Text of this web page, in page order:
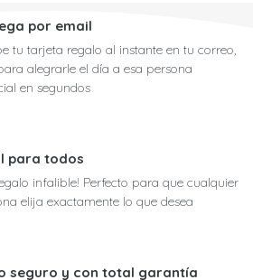
por email
tu tarjeta regalo al instante en tu correo,
alegrarle el día a esa persona
en segundos
para todos
infalible! Perfecto para que cualquier
elija exactamente lo que desea
seguro y con total garantía